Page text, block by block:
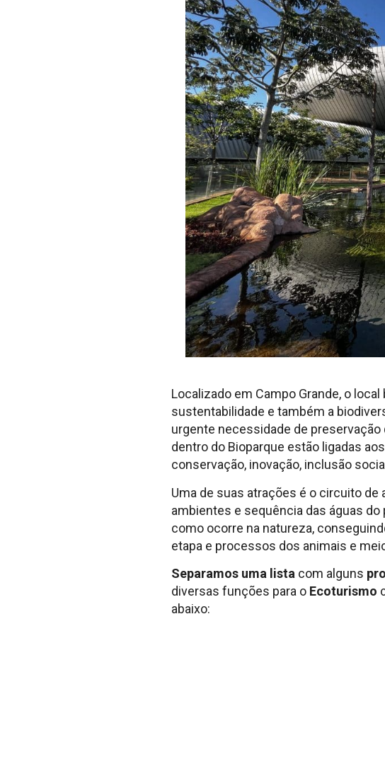
Localizado em Campo Grande, o
sustentabilidade e também a
urgente necessidade de
dentro do Bioparque estão ligadas
conservação, inovação, inclusão
Uma de suas atrações é o circuito
ambientes e sequência das águas
como ocorre na natureza,
etapa e processos dos animais e
Separamos uma lista com alguns
diversas funções para o Ecoturismo
abaixo: